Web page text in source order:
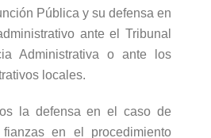
Pública y su defensa en
ante el Tribunal
Administrativa o ante los
locales.
la defensa en el caso de
en el procedimiento